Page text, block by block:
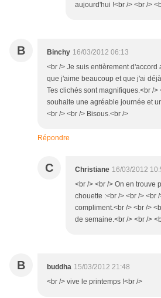
aujourd'hui !<br /> <br />
B Binchy 16/03/2012 06:13
<br /> Je suis entièrement d'accord
que j'aime beaucoup et que j'ai
Tes clichés sont magnifiques.<br />
souhaite une agréable journée et
<br /> <br /> Bisous.<br />
Répondre
C Christiane 16/03/2012
<br /> <br /> On en trouve
chouette :<br /> <br /> <br
compliment.<br /> <br />
de semaine.<br /> <br />
B buddha 15/03/2012 21:48
<br /> vive le printemps !<br />